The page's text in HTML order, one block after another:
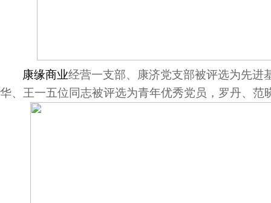
康缘商业经营一支部、康济党支部被评选为先进
华、王一五位同志被评选为青年优秀党员，罗丹、